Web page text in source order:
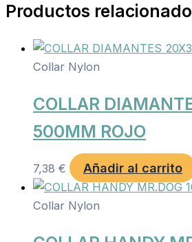
Productos
Collar Nylon
COLLAR
500MM ROJO
7,38 € Añadir al carrito
Collar Nylon